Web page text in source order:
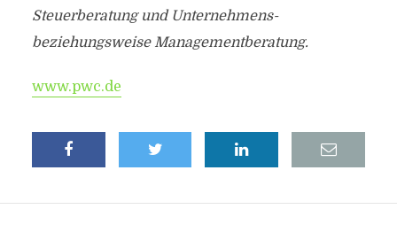
Steuerberatung und Unternehmens-
beziehungsweise Managementberatung.
www.pwc.de